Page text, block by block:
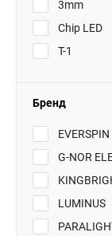
3mm
Chip LED
T-1
Бренд
G-NOR
LUMINUS